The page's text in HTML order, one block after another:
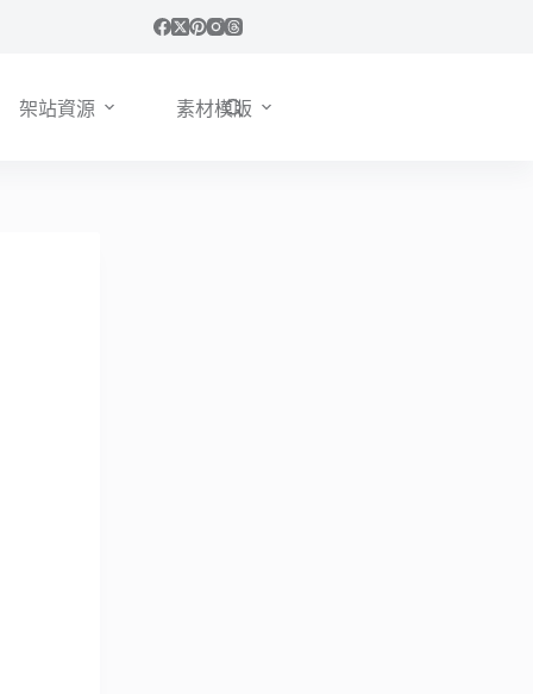
架站資源 素材模版